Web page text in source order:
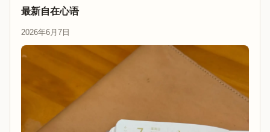
最新自在心语
2026年6月7日